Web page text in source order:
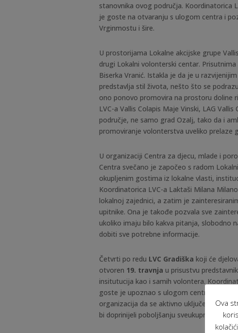
stanovnika ovog područja. Koordinatorica
je goste na otvaranju s ulogom centra i
Vrginmostu i šire.
U prostorijama Lokalne akcijske grupe
drugi Lokalni volonterski centar.
Biserka Vranić. Istakla je da je u
predstavlja stil života, nešto što se
ono ponovo promovira na prostoru doline
LVC-a Vallis Colapis Maje Vinski, LAG
područje, ne samo grad Ozalj, tako da i
promoviranje volonterstva uveliko prelaze
U organizaciji Centra za djecu, mlade i
Centra svečano je započeo s radom
okupljenim gostima iz lokalne vlasti,
Koordinatorica LVC-a Laktaši Milana
lokalnoj zajednici, a zatim je
upitnike. Ona je takođe pozvala sve
ukoliko imaju bilo kakva pitanja, slobodno
dobiti sve potrebne informacije.
Četvrti po redu LVC Gradiška koji će
otvoren 19. travnja u prisustvu
insitutucija kao i samih volontera.
goste je upoznao s ulogom centra u
organizacija da se aktivno uključe u
bi doprinijeli poboljšanju sveukupne
Ova